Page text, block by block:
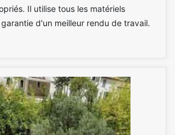
Il utilise tous les matériels
d'un meilleur rendu de travail.